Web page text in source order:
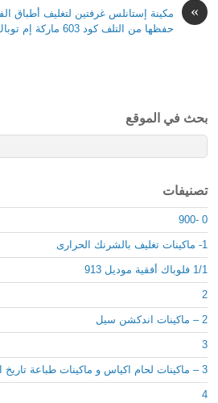
»
مكينة إستانلس غرفتين لتغليف أطباق
حفظها من التلف كود 603 ماركة إم توباك
بحث في الموقع
تصنيفات
0 -900
1- ماكينات تغليف بالشرنك الحرارى
1/1 فلوباك أفقية موديل 913
2
2 – ماكينات اندكشن سيل
3
3 – ماكينات لحام اكياس و ماكينات طباعة تاريخ انتاج
4